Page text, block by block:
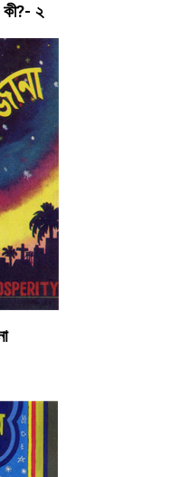
কী?- ২